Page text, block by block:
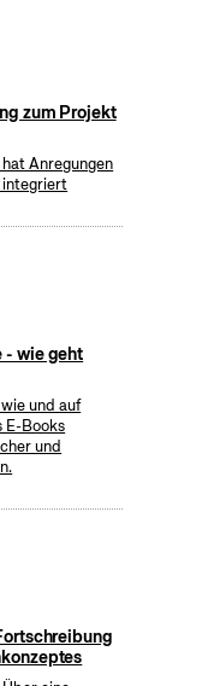
zum Projekt
Anregungen
integriert
- wie geht
und auf
E-Books
und